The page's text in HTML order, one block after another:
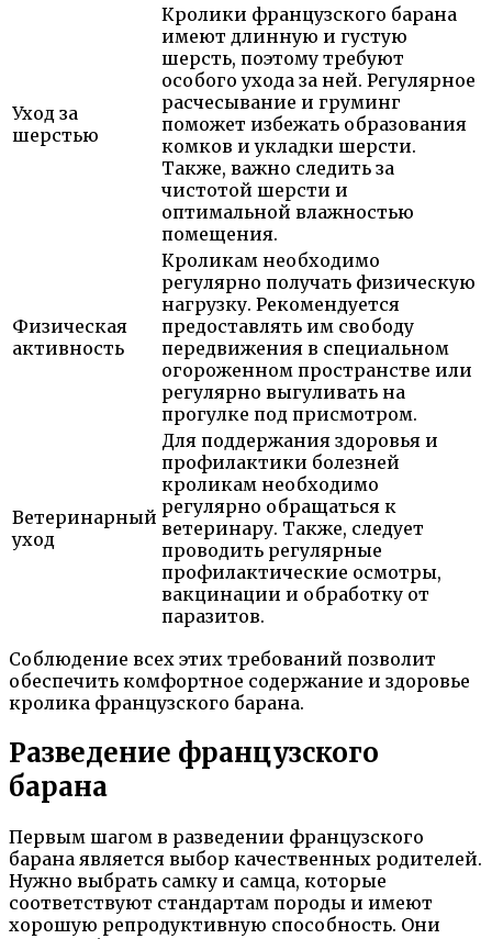
Уход за
шерстью
Кролики французского барана
имеют длинную и густую
шерсть, поэтому требуют
особого ухода за ней. Регулярное
расчесывание и груминг
поможет избежать образования
комков и укладки шерсти.
Также, важно следить за
чистотой шерсти и
оптимальной влажностью
помещения.
Физическая
активность
Кроликам необходимо
регулярно получать физическую
нагрузку. Рекомендуется
предоставлять им свободу
передвижения в специальном
огороженном пространстве или
регулярно выгуливать на
прогулке под присмотром.
Ветеринарный
уход
Для поддержания здоровья и
профилактики болезней
кроликам необходимо
регулярно обращаться к
ветеринару. Также, следует
проводить регулярные
профилактические осмотры,
вакцинации и обработку от
паразитов.
Соблюдение всех этих требований позволит
обеспечить комфортное содержание и здоровье
кролика французского барана.
Разведение французского
барана
Первым шагом в разведении французского
барана является выбор качественных родителей.
Нужно выбрать самку и самца, которые
соответствуют стандартам породы и имеют
хорошую репродуктивную способность. Они